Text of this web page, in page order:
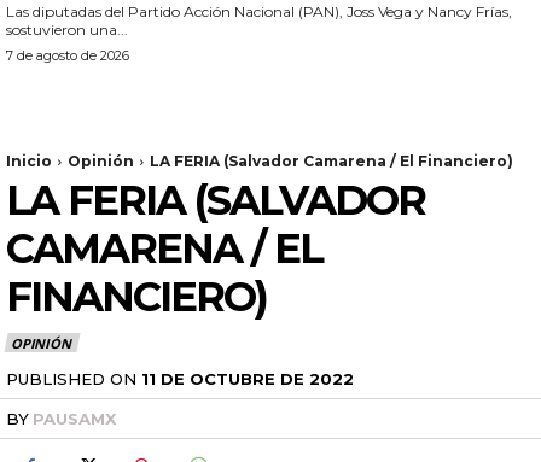
Las diputadas del Partido Acción Nacional (PAN), Joss Vega y Nancy Frías,
sostuvieron una...
7 de agosto de 2026